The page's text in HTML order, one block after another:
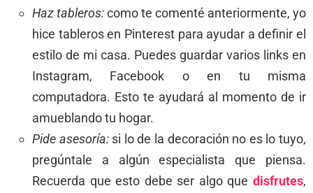
Haz tableros:como te comenté anteriormente, yo
hice tableros en Pinterest para ayudar a definir el
estilo de mi casa. Puedes guardar varios links en
Instagram, Facebook o en tu misma
computadora. Esto te ayudará al momento de ir
amueblando tu hogar.
Pide asesoría: si lo de la decoración no es lo tuyo,
pregúntale a algún especialista que piensa.
Recuerda que esto debe ser algo que disfrutes,